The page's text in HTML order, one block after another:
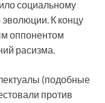
социальному
эволюции. К концу
оппонентом
расизма.
(подобные
против